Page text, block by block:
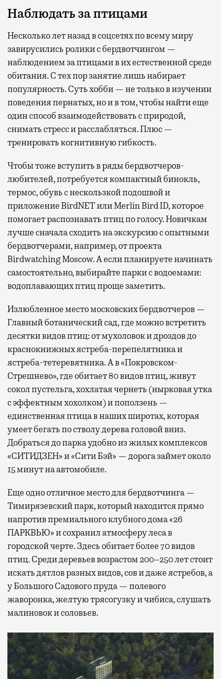
Наблюдать за птицами
Несколько лет назад в соцсетях по всему миру
завирусились ролики с бердвотчингом —
наблюдением за птицами в их естественной среде
обитания. С тех пор занятие лишь набирает
популярность. Суть хобби — не только в изучении
поведения пернатых, но и в том, чтобы найти еще
один способ взаимодействовать с природой,
снимать стресс и расслабляться. Плюс —
тренировать когнитивную гибкость.
Чтобы тоже вступить в ряды бердвотчеров-
любителей, потребуется компактный бинокль,
термос, обувь с нескользкой подошвой и
приложение BirdNET или Merlin Bird ID, которое
помогает распознавать птиц по голосу. Новичкам
лучше сначала сходить на экскурсию с опытными
бердвотчерами, например, от проекта
Birdwatching Moscow. А если планируете начинать
самостоятельно, выбирайте парки с водоемами:
водоплавающих птиц проще заметить.
Излюбленное место московских бердвотчеров —
Главный ботанический сад, где можно встретить
десятки видов птиц: от мухоловок и дроздов до
краснокнижных ястреба-перепелятника и
ястреба-тетеревятника. А в «Покровском-
Стрешнево», где обитает 80 видов птиц, живут
сокол пустельга, хохлатая чернеть (нырковая утка
с эффектным хохолком) и поползень —
единственная птица в наших широтах, которая
умеет бегать по стволу дерева головой вниз.
Добраться до парка удобно из жилых комплексов
«СИТИДЗЕН» и «Сити Бэй» — дорога займет около
15 минут на автомобиле.
Еще одно отличное место для бердвотчинга —
Тимирязевский парк, который находится прямо
напротив премиального клубного дома «26
ПАРКВЬЮ» и сохранил атмосферу леса в
городской черте. Здесь обитает более 70 видов
птиц. Среди деревьев возрастом 200–250 лет стоит
искать дятлов разных видов, сов и даже ястребов, а
у Большого Садового пруда — полевого
жаворонка, желтую трясогузку и чибиса, слушать
малиновок и соловьев.